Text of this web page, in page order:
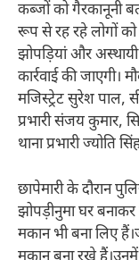
कब्जों को गैरकानूनी
रूप से रह रहे लोगों
झोपड़ियां और
कार्रवाई की जाएगी।
मजिस्ट्रेट सुरेश पाल,
प्रभारी संजय कुमार,
थाना प्रभारी ज्योति
छापेमारी के दौरान
झोपड़ीनुमा घर
मकान भी बना लिए